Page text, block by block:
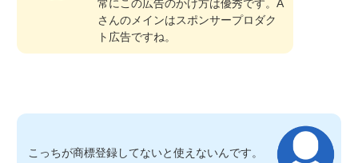
常にこの広告のかけ方は優秀です。A
さんのメインはスポンサープロダク
ト広告ですね。
こっちが商標登録してないと使えないんです。